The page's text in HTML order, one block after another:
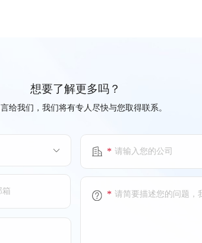
想要了解更多吗？
给我们，我们将有专人尽快与您取得联系。
*
*